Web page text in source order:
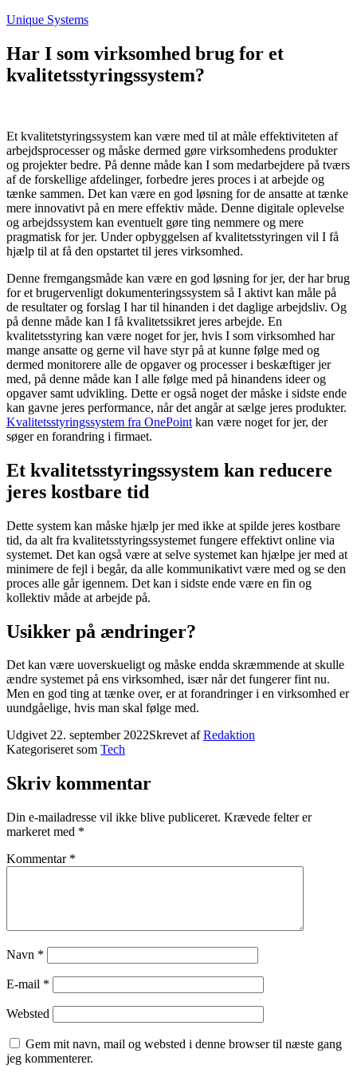
Fortsæt
indhold
Unique Systems
Har I som virksomhed brug for et
kvalitetsstyringssystem?
Et kvalitetstyringssystem kan være med til at måle effektiviteten af
arbejdsprocesser og måske dermed gøre virksomhedens produkter
og projekter bedre. På denne måde kan I som medarbejdere på tværs
af de forskellige afdelinger, forbedre jeres proces i at arbejde og
tænke sammen. Det kan være en god løsning for de ansatte at tænke
mere innovativt på en mere effektiv måde. Denne digitale oplevelse
og arbejdssystem kan eventuelt gøre ting nemmere og mere
pragmatisk for jer. Under opbyggelsen af kvalitetsstyringen vil I få
hjælp til at få den opstartet til jeres virksomhed.
Denne fremgangsmåde kan være en god løsning for jer, der har brug
for et brugervenligt dokumenteringssystem så I aktivt kan måle på
de resultater og forslag I har til hinanden i det daglige arbejdsliv. Og
på denne måde kan I få kvalitetssikret jeres arbejde. En
kvalitetsstyring kan være noget for jer, hvis I som virksomhed har
mange ansatte og gerne vil have styr på at kunne følge med og
dermed monitorere alle de opgaver og processer i beskæftiger jer
med, på denne måde kan I alle følge med på hinandens ideer og
opgaver samt udvikling. Dette er også noget der måske i sidste ende
kan gavne jeres performance, når det angår at sælge jeres produkter.
Kvalitetsstyringssystem fra OnePoint kan være noget for jer, der
søger en forandring i firmaet.
Et kvalitetsstyringssystem kan reducere
jeres kostbare tid
Dette system kan måske hjælp jer med ikke at spilde jeres kostbare
tid, da alt fra kvalitetsstyringssystemet fungere effektivt online via
systemet. Det kan også være at selve systemet kan hjælpe jer med at
minimere de fejl i begår, da alle kommunikativt være med og se den
proces alle går igennem. Det kan i sidste ende være en fin og
kollektiv måde at arbejde på.
Usikker på ændringer?
Det kan være uoverskueligt og måske endda skræmmende at skulle
ændre systemet på ens virksomhed, især når det fungerer fint nu.
Men en god ting at tænke over, er at forandringer i en virksomhed er
uundgåelige, hvis man skal følge med.
Udgivet22. september 2022Skrevet afRedaktion
Kategoriseret som Tech
Skriv kommentar
Din e-mailadresse vil ikke blive publiceret. Krævede felter er
markeret med *
Kommentar *
Navn *
E-mail *
Websted
Gem mit navn, mail og websted i denne browser til næste gang
jeg kommenterer.